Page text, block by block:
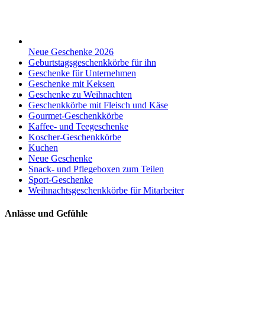
Neue Geschenke 2026
Geburtstagsgeschenkkörbe für ihn
Geschenke für Unternehmen
Geschenke mit Keksen
Geschenke zu Weihnachten
Geschenkkörbe mit Fleisch und Käse
Gourmet-Geschenkkörbe
Kaffee- und Teegeschenke
Koscher-Geschenkkörbe
Kuchen
Neue Geschenke
Snack- und Pflegeboxen zum Teilen
Sport-Geschenke
Weihnachtsgeschenkkörbe für Mitarbeiter
Anlässe und Gefühle